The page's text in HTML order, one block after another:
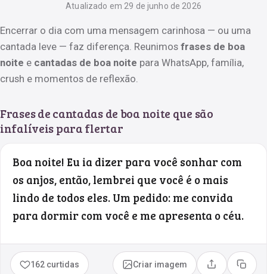
Atualizado em 29 de junho de 2026
Encerrar o dia com uma mensagem carinhosa — ou uma
cantada leve — faz diferença. Reunimos frases de boa
noite e cantadas de boa noite para WhatsApp, família,
crush e momentos de reflexão.
Frases de cantadas de boa noite que são
infalíveis para flertar
Boa noite! Eu ia dizer para você sonhar com
os anjos, então, lembrei que você é o mais
lindo de todos eles. Um pedido: me convida
para dormir com você e me apresenta o céu.
162 curtidas Criar imagem Compartilhar
Copiar